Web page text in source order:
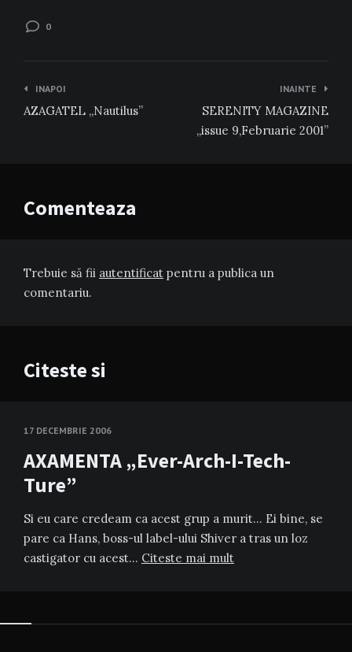
0
Navigare
în
INAPOI
AZAGATEL „Nautilus”
INAINTE
SERENITY MAGAZINE
„issue 9,Februarie 2001”
Comenteaza
Trebuie să fii autentificat pentru a publica un
comentariu.
Citeste si
17 DECEMBRIE 2006
AXAMENTA „Ever-Arch-I-Tech-
Ture”
Si eu care credeam ca acest grup a murit… Ei bine, se
pare ca Hans, boss-ul label-ului Shiver a tras un loz
castigator cu acest… Citeste mai mult